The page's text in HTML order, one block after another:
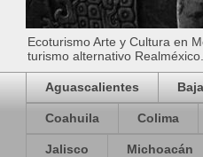
Ecoturismo Arte y Cultura en
turismo alternativo Realméxico.
Aguascalientes
Coahuila Colima
Jalisco Michoacán